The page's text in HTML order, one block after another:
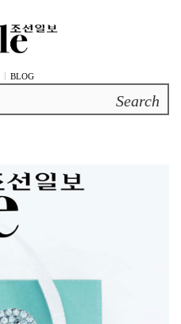
BLOG